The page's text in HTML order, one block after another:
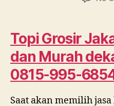
Topi Grosir
dan Murah
0815-995-
Saat akan memilih